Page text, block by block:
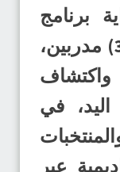
برنامج
(50) مشتركًا، مع تواجد (3) مدربين،
واكتشاف
في
عبر